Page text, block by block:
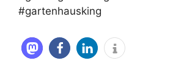
#gartenhausking